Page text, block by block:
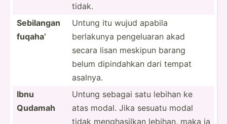
tidak.
Sebilangan
fuqaha’
Untung itu wujud apabila
berlakunya pengel­uaran akad
secara lisan meskipun barang
belum dipind­ahkan dari tempat
asalnya.
Ibnu
Qudamah
Untung sebagai satu lebihan ke
atas modal. Jika sesuatu modal
tidak mengha­silkan lebihan, maka ia